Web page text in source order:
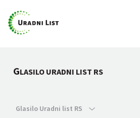
GLASILO URADNI LIST RS
Glasilo Uradni list RS